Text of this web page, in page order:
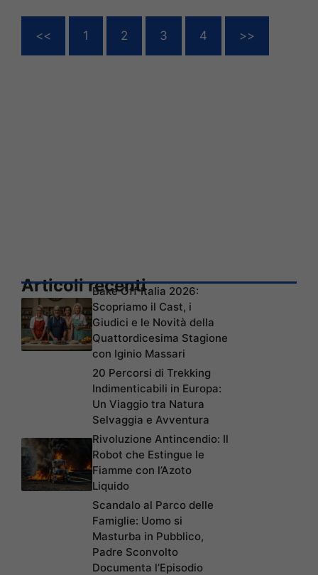
<< 1 2 3 4 >>
Articoli recentiBake Off Italia 2026:
Scopriamo il Cast, i
Giudici e le Novità della
Quattordicesima Stagione
con Iginio Massari
20 Percorsi di Trekking
Indimenticabili in Europa:
Un Viaggio tra Natura
Selvaggia e Avventura
Rivoluzione Antincendio: Il
Robot che Estingue le
Fiamme con l’Azoto
Liquido
Scandalo al Parco delle
Famiglie: Uomo si
Masturba in Pubblico,
Padre Sconvolto
Documenta l’Episodio